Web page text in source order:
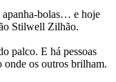
apanha-bolas… e hoje
Stilwell Zilhão.
palco. E há pessoas
onde os outros brilham.